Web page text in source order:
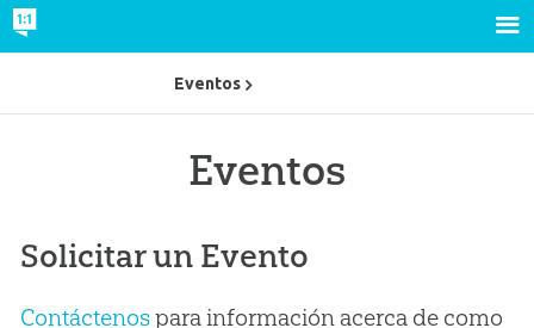
Eventos
Solicitar un Evento
Contáctenospara información acerca de como
Eventos